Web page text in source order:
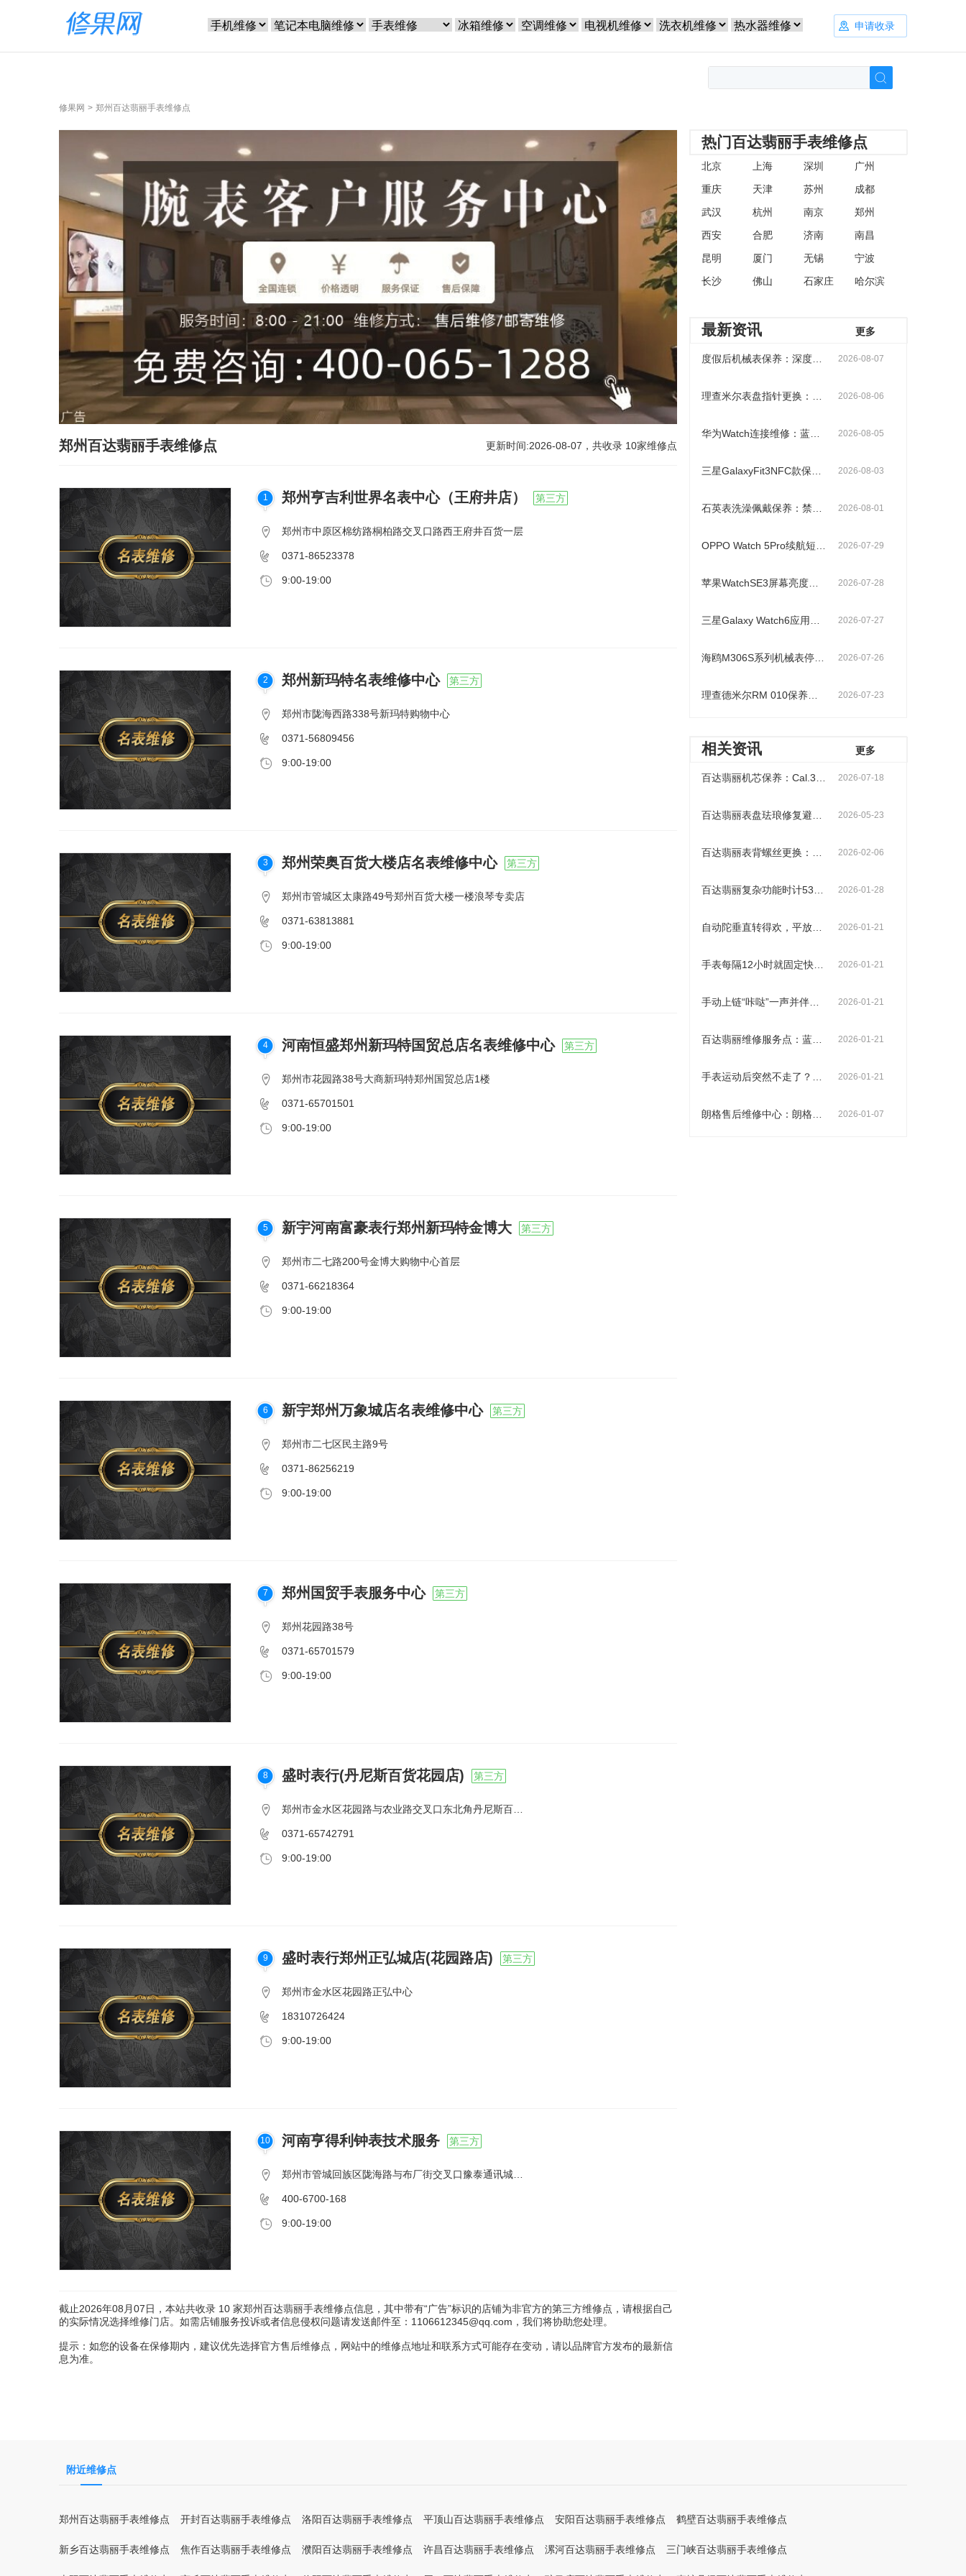
申请收录
修果网 郑州百达翡丽手表维修点
郑州百达翡丽手表维修点 更新时间:2026-08-07，共收录 10家维修点
1 郑州亨吉利世界名表中心（王府井店） 第三方
郑州市中原区棉纺路桐柏路交叉口路西王府井百货一层
0371-86523378
9:00-19:00
2 郑州新玛特名表维修中心 第三方
郑州市陇海西路338号新玛特购物中心
0371-56809456
9:00-19:00
3 郑州荣奥百货大楼店名表维修中心 第三方
郑州市管城区太康路49号郑州百货大楼一楼浪琴专卖店
0371-63813881
9:00-19:00
4 河南恒盛郑州新玛特国贸总店名表维修中心 第三方
郑州市花园路38号大商新玛特郑州国贸总店1楼
0371-65701501
9:00-19:00
5 新宇河南富豪表行郑州新玛特金博大 第三方
郑州市二七路200号金博大购物中心首层
0371-66218364
9:00-19:00
6 新宇郑州万象城店名表维修中心 第三方
郑州市二七区民主路9号
0371-86256219
9:00-19:00
7 郑州国贸手表服务中心 第三方
郑州花园路38号
0371-65701579
9:00-19:00
8 盛时表行(丹尼斯百货花园店) 第三方
郑州市金水区花园路与农业路交叉口东北角丹尼斯百货F1
0371-65742791
9:00-19:00
9 盛时表行郑州正弘城店(花园路店) 第三方
郑州市金水区花园路正弘中心
18310726424
9:00-19:00
10 河南亨得利钟表技术服务 第三方
郑州市管城回族区陇海路与布厂街交叉口豫泰通讯城东门一层门面房
400-6700-168
9:00-19:00
截止2026年08月07日，本站共收录 10 家郑州百达翡丽手表维修点信息，其中带有“广告”标识的店铺为非官方的第三方维修点，请根据自己
的实际情况选择维修门店。如需店铺服务投诉或者信息侵权问题请发送邮件至：1106612345@qq.com，我们将协助您处理。
提示：如您的设备在保修期内，建议优先选择官方售后维修点，网站中的维修点地址和联系方式可能存在变动，请以品牌官方发布的最新信
息为准。
热门百达翡丽手表维修点
北京 上海 深圳
广州
重庆
天津 苏州
成都
武汉
杭州 南京
郑州
西安
合肥 济南
南昌
昆明
厦门 无锡
宁波
长沙
佛山 石家庄 哈尔滨
最新资讯 更多
2026-08-07
2026-08-06
2026-08-05
2026-08-03
2026-08-01
2026-07-29
2026-07-28
2026-07-27
2026-07-26
2026-07-23
相关资讯 更多
2026-07-18
2026-05-23
2026-02-06
2026-01-28
2026-01-21
2026-01-21
2026-01-21
2026-01-21
2026-01-21
2026-01-07
附近维修点
郑州百达翡丽手表维修点 开封百达翡丽手表维修点 洛阳百达翡丽手表维修点 平顶山百达翡丽手表维修点 安阳百达翡丽手表维修点 鹤壁百达翡丽手表维修点
新乡百达翡丽手表维修点 焦作百达翡丽手表维修点 濮阳百达翡丽手表维修点 许昌百达翡丽手表维修点 漯河百达翡丽手表维修点 三门峡百达翡丽手表维修点